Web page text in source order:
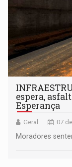
espera,
Esperança
Geral 07
Moradores